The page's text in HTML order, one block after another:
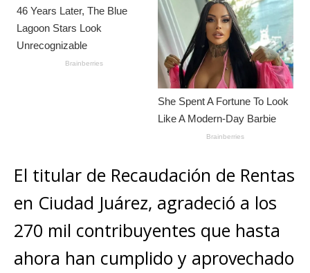
El titular de Recaudación de Rentas
en Ciudad Juárez, agradeció a los
270 mil contribuyentes que hasta
ahora han cumplido y aprovechado